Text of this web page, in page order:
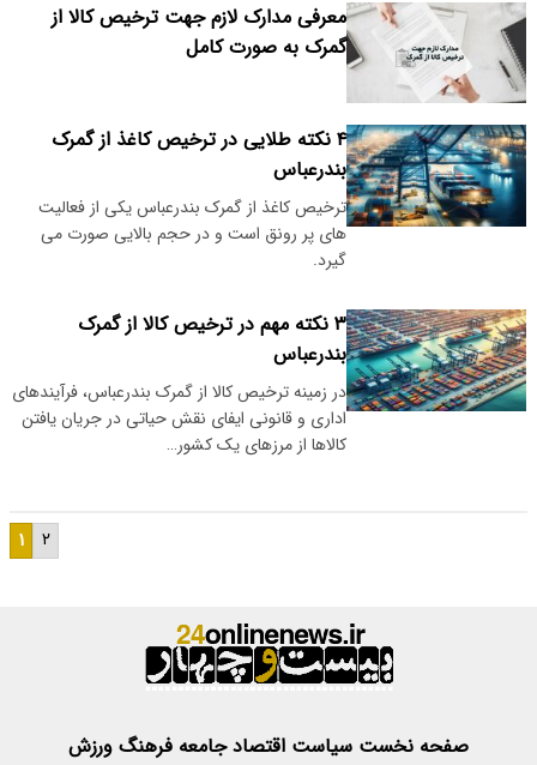
معرفی مدارک لازم جهت ترخیص کالا از
گمرک به صورت کامل
۴ نکته طلایی در ترخیص کاغذ از گمرک
بندرعباس
ترخیص کاغذ از گمرک بندرعباس یکی از فعالیت
های پر رونق است و در حجم بالایی صورت می
گیرد.
۳ نکته مهم در ترخیص کالا از گمرک
بندرعباس
در زمینه ترخیص کالا از گمرک بندرعباس، فرآیندهای
اداری و قانونی ایفای نقش حیاتی در جریان یافتن
کالاها از مرزهای یک کشور…
۱ ۲
صفحه نخست سیاست اقتصادجامعه فرهنگ ورزش